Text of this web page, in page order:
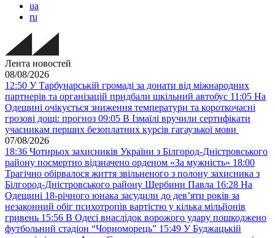
ua
ru
Лента новостей
08/08/2026
12:50 У Тарбунарській громаді за донати від міжнародних
партнерів та організацій придбали шкільний автобус 11:05 На
Одещині очікується зниження температури та короткочасні
грозові дощі: прогноз 09:05 В Ізмаїлі вручили сертифікати
учасникам перших безоплатних курсів гагаузької мови
07/08/2026
18:36 Чотирьох захисників України з Білгород-Дністровського
району посмертно відзначено орденом «За мужність» 18:00
Трагічно обірвалося життя звільненого з полону захисника з
Білгород-Дністровського району Щербини Павла 16:28 На
Одещині 18-річного юнака засудили до дев’яти років за
незаконний обіг психотропів вартістю у кілька мільйонів
гривень 15:56 В Одесі внаслідок ворожого удару пошкоджено
футбольний стадіон “Чорноморець” 15:49 У Буджацькій